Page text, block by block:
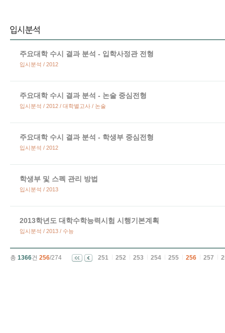
주요대학 수시 결과 분석 - 입학사정관 전형
입시분석 / 2012
주요대학 수시 결과 분석 - 논술 중심전형
입시분석 / 2012 / 대학별고사 / 논술
주요대학 수시 결과 분석 - 학생부 중심전형
입시분석 / 2012
학생부 및 스펙 관리 방법
입시분석 / 2013
2013학년도 대학수학능력시험 시행기본계획
입시분석 / 2013 / 수능
총 1366건 256/274 251 252 253 254 255 256 257